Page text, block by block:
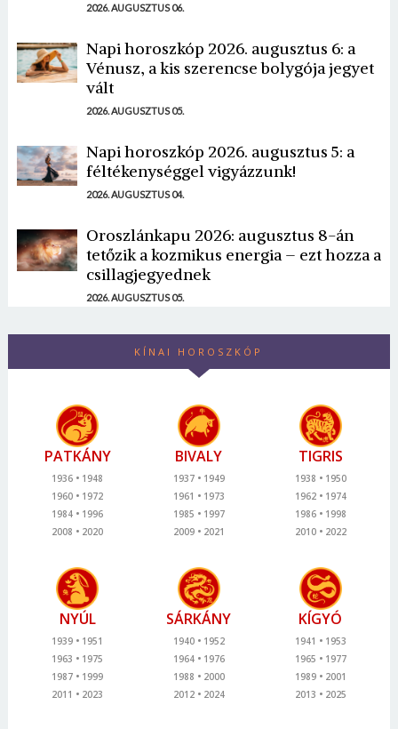
2026. AUGUSZTUS 06.
Napi horoszkóp 2026. augusztus 6: a
Vénusz, a kis szerencse bolygója jegyet
vált
2026. AUGUSZTUS 05.
Napi horoszkóp 2026. augusztus 5: a
féltékenységgel vigyázzunk!
2026. AUGUSZTUS 04.
Oroszlánkapu 2026: augusztus 8-án
tetőzik a kozmikus energia – ezt hozza a
csillagjegyednek
2026. AUGUSZTUS 05.
KÍNAI HOROSZKÓP
PATKÁNY
1936
1948
1960
1972
1984
1996
2008
2020
BIVALY
1937
1949
1961
1973
1985
1997
2009
2021
TIGRIS
1938
1950
1962
1974
1986
1998
2010
2022
NYÚL
1939
1951
1963
1975
1987
1999
2011
2023
SÁRKÁNY
1940
1952
1964
1976
1988
2000
2012
2024
KÍGYÓ
1941
1953
1965
1977
1989
2001
2013
2025